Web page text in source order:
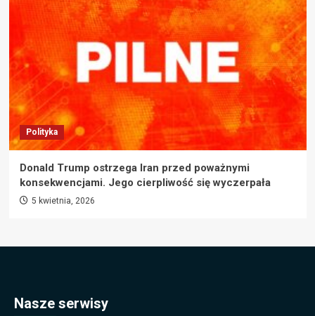
Polityka
Donald Trump ostrzega Iran przed poważnymi
konsekwencjami. Jego cierpliwość się wyczerpała
5 kwietnia, 2026
Nasze serwisy